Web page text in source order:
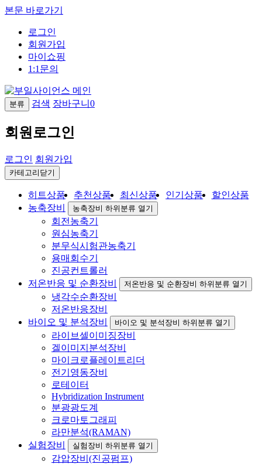
본문 바로가기
로그인
회원가입
마이쇼핑
1:1문의
분류 검색 장바구니 0
회원로그인
로그인 회원가입
카테고리닫기
히트상품 추천상품 최신상품 인기상품
할인상품
농축장비
농축장비 하위분류 열기
회전농축기
원심농축기
분무식시험관농축기
용매회수기
진공컨트롤러
저온반응 및 순환장비
저온반응 및 순환장비 하위분류 열기
냉각수순환장비
저온반응장비
바이오 및 분석장비
바이오 및 분석장비 하위분류 열기
라이브셀이미징장비
겔이미지분석장비
마이크로플레이트리더
전기영동장비
로테이터
Hybridization Instrument
분광광도계
크로마토그래피
라만분석(RAMAN)
실험장비
실험장비 하위분류 열기
감압장비(진공펌프)